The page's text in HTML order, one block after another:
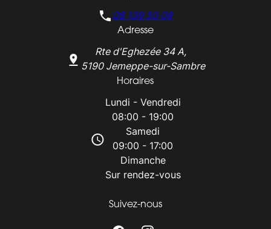
08 139 50 08
Adresse
Rte d'Eghezée 34 A,
5190 Jemeppe-sur-Sambre
Horaires
Lundi - Vendredi
08:00 - 19:00
Samedi
09:00 - 17:00
Dimanche
Sur rendez-vous
Suivez-nous